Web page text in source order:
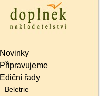
Novinky
Připravujeme
Ediční řady
Beletrie